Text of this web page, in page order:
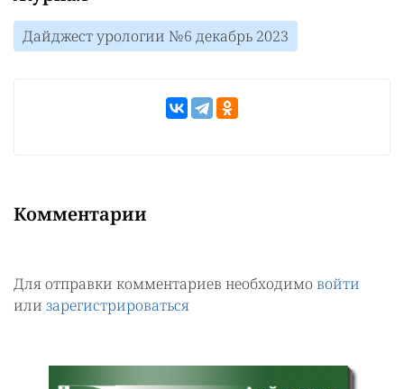
Дайджест урологии №6 декабрь 2023
Комментарии
Для отправки комментариев необходимо войти
или зарегистрироваться